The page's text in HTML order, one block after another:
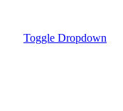
Toggle Dropdown